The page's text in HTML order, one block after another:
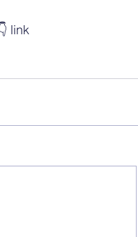
link